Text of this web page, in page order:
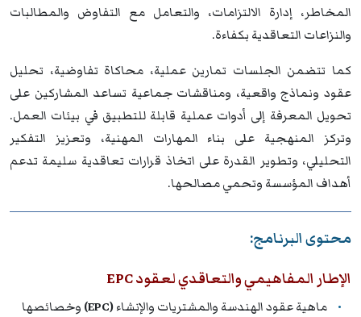
المخاطر، إدارة الالتزامات، والتعامل مع التفاوض والمطالبات
والنزاعات التعاقدية بكفاءة.
كما تتضمن الجلسات تمارين عملية، محاكاة تفاوضية، تحليل
عقود ونماذج واقعية، ومناقشات جماعية تساعد المشاركين على
تحويل المعرفة إلى أدوات عملية قابلة للتطبيق في بيئات العمل.
وتركز المنهجية على بناء المهارات المهنية، وتعزيز التفكير
التحليلي، وتطوير القدرة على اتخاذ قرارات تعاقدية سليمة تدعم
أهداف المؤسسة وتحمي مصالحها.
محتوى البرنامج:
الإطار المفاهيمي والتعاقدي لعقود EPC
ماهية عقود الهندسة والمشتريات والإنشاء(EPC)
وخصائصها